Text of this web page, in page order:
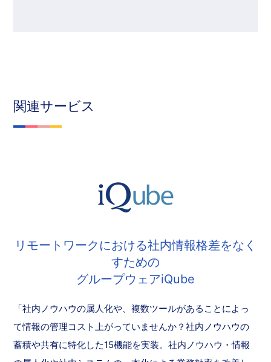
関連サービス
リモートワークにおける社内情報格差をなく
すための
グループウェアiQube
「社内ノウハウの属人化や、複数ツールがあることによっ
て情報の管理コスト上がっていませんか？社内ノウハウの
蓄積や共有に特化した15機能を実装。社内ノウハウ・情報